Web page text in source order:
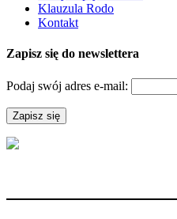
Klauzula Rodo
Kontakt
Zapisz się do newslettera
Podaj swój adres e-mail: